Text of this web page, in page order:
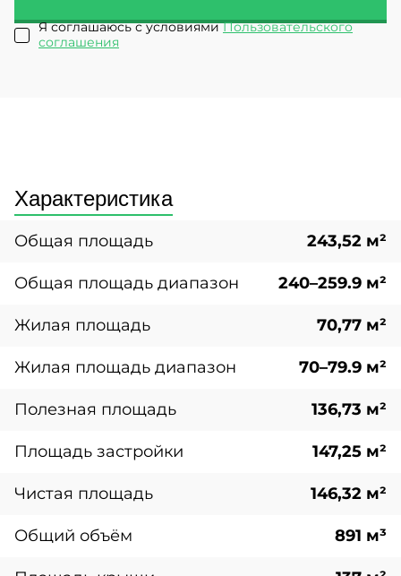
Я соглашаюсь с условиямиПользовательского
соглашения
Характеристика
Общая площадь 243,52 м²
Общая площадь диапазон 240–259.9 м²
Жилая площадь 70,77 м²
Жилая площадь диапазон 70–79.9 м²
Полезная площадь 136,73 м²
Площадь застройки 147,25 м²
Чистая площадь 146,32 м²
Общий объём 891 м³